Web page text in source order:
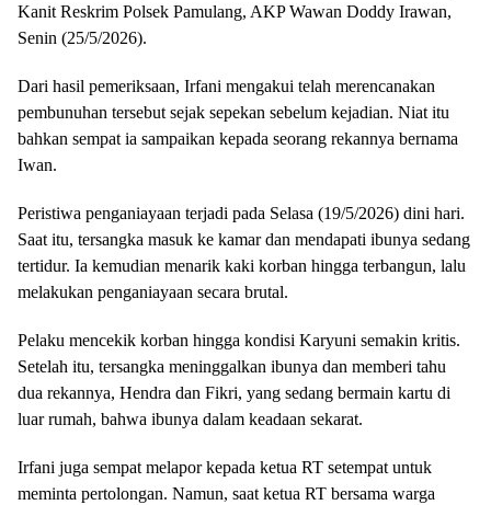
Kanit Reskrim Polsek Pamulang, AKP Wawan Doddy Irawan,
Senin (25/5/2026).
Dari hasil pemeriksaan, Irfani mengakui telah merencanakan
pembunuhan tersebut sejak sepekan sebelum kejadian. Niat itu
bahkan sempat ia sampaikan kepada seorang rekannya bernama
Iwan.
Peristiwa penganiayaan terjadi pada Selasa (19/5/2026) dini hari.
Saat itu, tersangka masuk ke kamar dan mendapati ibunya sedang
tertidur. Ia kemudian menarik kaki korban hingga terbangun, lalu
melakukan penganiayaan secara brutal.
Pelaku mencekik korban hingga kondisi Karyuni semakin kritis.
Setelah itu, tersangka meninggalkan ibunya dan memberi tahu
dua rekannya, Hendra dan Fikri, yang sedang bermain kartu di
luar rumah, bahwa ibunya dalam keadaan sekarat.
Irfani juga sempat melapor kepada ketua RT setempat untuk
meminta pertolongan. Namun, saat ketua RT bersama warga